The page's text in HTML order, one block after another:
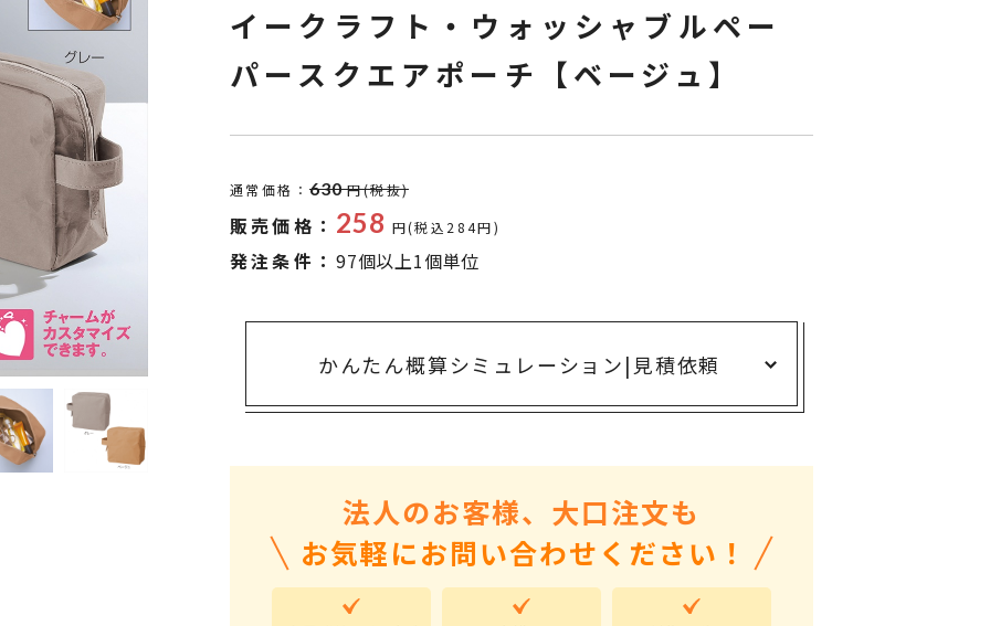
コスメグッズ
食品・スイーツ
タオル・ハンカチ
傘・レイングッズ
UVケア
バッグ&ポーチ
キャラクター雑貨
すべてのカテゴリ
251～300円
501～1,000円
2,000～3,000円
3,000～5,000円
目的・シーン
サステナブル・環境配慮ノベルティ
アニマルグッズ
設立・周年・創業記念
インバウンド･外国人観光客向け特集
入学・卒業記念品
イークラフト・ウォッシャブルペー
パースクエアポーチ【ベージュ】
通常価格： 630 円(税抜)
販売価格： 258 円(税込284円)
発注条件： 97個以上1個単位
かんたん概算シミュレーション| 見積依頼
法人のお客様、大口注文も
お気軽にお問い合わせください！